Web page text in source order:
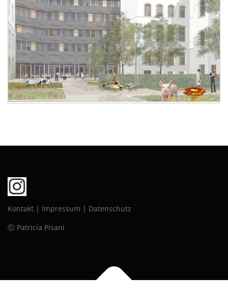
Kontakt | Impressum | Datenschutz
Ⓒ Patricia Pisani